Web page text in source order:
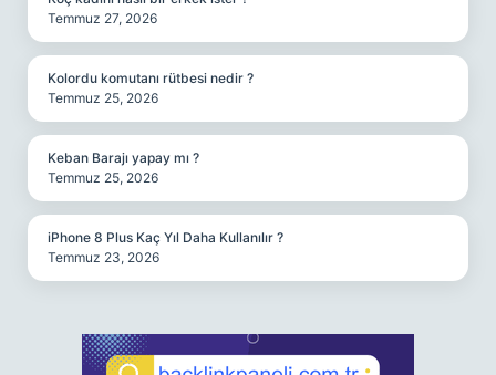
Temmuz 27, 2026
Kolordu komutanı rütbesi nedir ?
Temmuz 25, 2026
Keban Barajı yapay mı ?
Temmuz 25, 2026
iPhone 8 Plus Kaç Yıl Daha Kullanılır ?
Temmuz 23, 2026